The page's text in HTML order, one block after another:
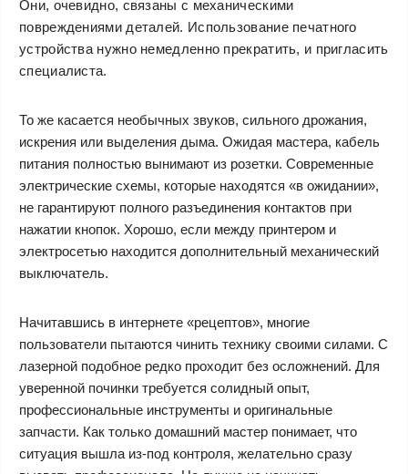
Они, очевидно, связаны с механическими
повреждениями деталей. Использование печатного
устройства нужно немедленно прекратить, и пригласить
специалиста.
То же касается необычных звуков, сильного дрожания,
искрения или выделения дыма. Ожидая мастера, кабель
питания полностью вынимают из розетки. Современные
электрические схемы, которые находятся «в ожидании»,
не гарантируют полного разъединения контактов при
нажатии кнопок. Хорошо, если между принтером и
электросетью находится дополнительный механический
выключатель.
Начитавшись в интернете «рецептов», многие
пользователи пытаются чинить технику своими силами. С
лазерной подобное редко проходит без осложнений. Для
уверенной починки требуется солидный опыт,
профессиональные инструменты и оригинальные
запчасти. Как только домашний мастер понимает, что
ситуация вышла из-под контроля, желательно сразу